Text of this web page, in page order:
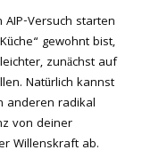
Versuch starten
gewohnt bist,
zunächst auf
Natürlich kannst
anderen radikal
von deiner
Willenskraft ab.